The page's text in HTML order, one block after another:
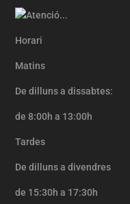
Horari
Matins
De dilluns a dissabtes:
de 8:00h a 13:00h
Tardes
De dilluns a divendres
de 15:30h a 17:30h